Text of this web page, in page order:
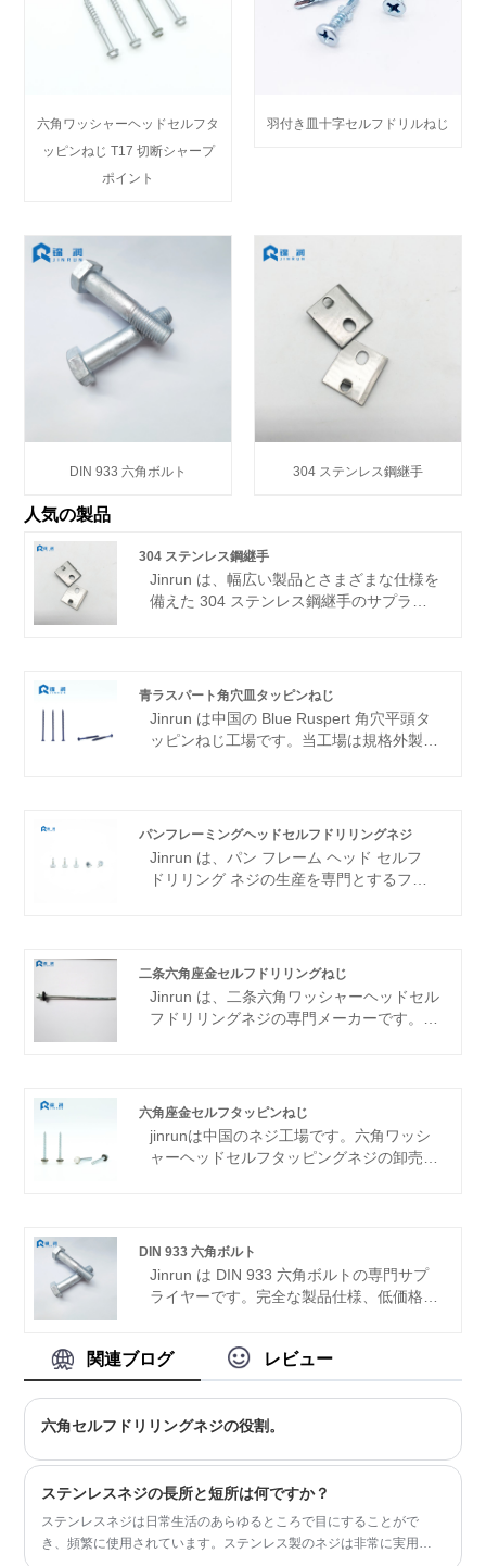
六角ワッシャーヘッドセルフタ
ッピンねじ T17 切断シャープ
ポイント
羽付き皿十字セルフドリルねじ
DIN 933 六角ボルト 304 ステンレス鋼継手
人気の製品
304 ステンレス鋼継手
Jinrun は、幅広い製品とさまざまな仕様を
備えた 304 ステンレス鋼継手のサプライ
青ラスパート角穴皿タッピンねじ
Jinrun は中国の Blue Ruspert 角穴平頭タ
ッピンねじ工場です。当工場は規格外製品
パンフレーミングヘッドセルフドリリングネジ
Jinrun は、パン フレーム ヘッド セルフ
ドリリング ネジの生産を専門とするファ
り、原材料の選択から生産プロセス、最終
検査に至るまで、あらゆる段階を厳格に管
理しています。 Jinrun の製品はすべて
ISO 国際品質管理システム認証に合格して
二条六角座金セルフドリリングねじ
Jinrun は、二条六角ワッシャーヘッドセル
フドリリングネジの専門メーカーです。工
六角座金セルフタッピンねじ
jinrunは中国のネジ工場です。六角ワッシ
ャーヘッドセルフタッピングネジの卸売、
DIN 933 六角ボルト
Jinrun は DIN 933 六角ボルトの専門サプ
ライヤーです。完全な製品仕様、低価格、
関連ブログ レビュー
六角セルフドリリングネジの役割。
ステンレスネジの長所と短所は何ですか？
ステンレスネジは日常生活のあらゆるところで目にすることがで
き、頻繁に使用されています。ステンレス製のネジは非常に実用的